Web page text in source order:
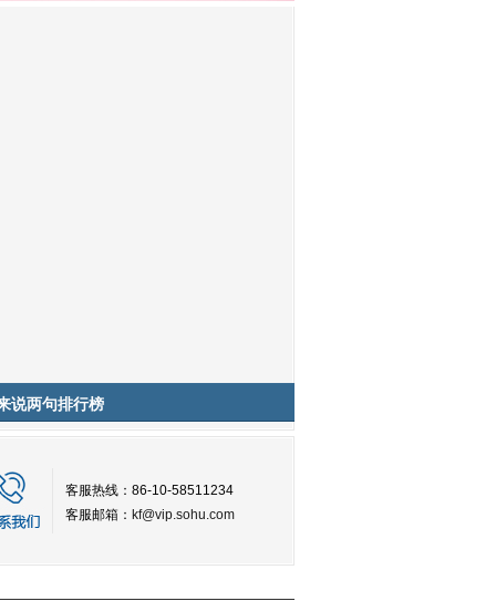
说两句排行榜
客服热线：86-10-58511234
客服邮箱： kf@vip.sohu.com